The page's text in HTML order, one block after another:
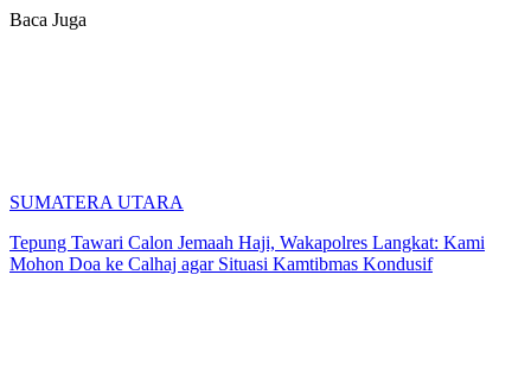
Baca Juga
SUMATERA UTARA
Tepung Tawari Calon Jemaah Haji, Wakapolres Langkat: Kami
Mohon Doa ke Calhaj agar Situasi Kamtibmas Kondusif